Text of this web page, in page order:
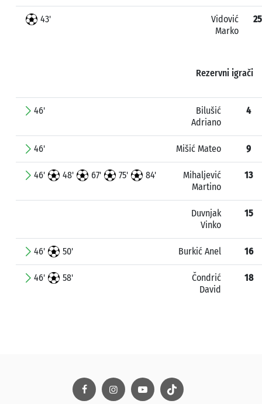
43'
Vidović
Marko
25
Rezervni igrači
46'
Bilušić
Adriano
4
46' Mišić Mateo 9
46' 48' 67' 75' 84'
Mihaljević
Martino
13
Duvnjak
Vinko
15
46' 50' Burkić Anel 16
46' 58'
Čondrić
David
18